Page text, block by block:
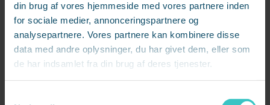
din brug af vores hjemmeside med vores partnere inden
for sociale medier, annonceringspartnere og
analysepartnere. Vores partnere kan kombinere disse
data med andre oplysninger, du har givet dem, eller som
de har indsamlet fra din brug af deres tjenester.